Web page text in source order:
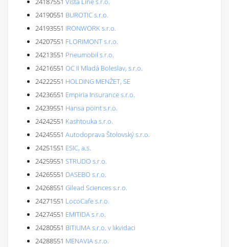
24190551 BUROTIC s.r.o.
24193551 IRONWORK s.r.o.
24207551 FLORIMONT s.r.o.
24213551 Pneumobil s.r.o.
24216551 OC II Mladá Boleslav, s.r.o.
24222551 HOLDING MENŽET, SE
24236551 Empiria Insurance s.r.o.
24239551 Hansa point s.r.o.
24242551 Kashtouka s.r.o.
24245551 Autodoprava Štolovský s.r.o.
24251551 ESIC, a.s.
24259551 STRUDO s.r.o.
24265551 DASEBO s.r.o.
24268551 Gilead Sciences s.r.o.
24271551 LocoCafe s.r.o.
24274551 EMITIDA s.r.o.
24280551 BITIUMA s.r.o. v likvidaci
24288551 MENAVIA s.r.o.